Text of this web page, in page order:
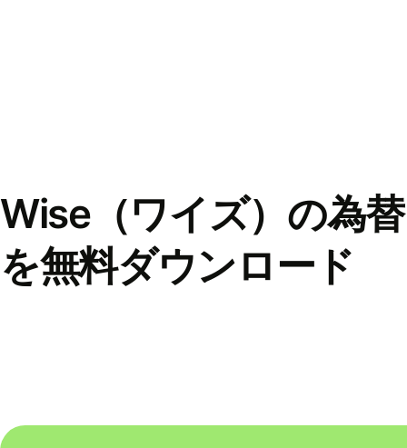
Wise（ワイズ）の為
を無料ダウンロード